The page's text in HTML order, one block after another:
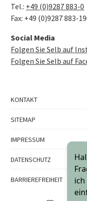
Tel.: +49 (0)9287 883-0
Fax: +49 (0)9287 883-
Social Media
Folgen Sie Selb auf
Folgen Sie Selb auf
KONTAKT
SITEMAP
IMPRESSUM
DATENSCHUTZ
BARRIEREFREIHEIT